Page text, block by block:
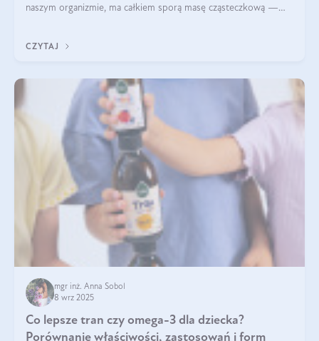
naszym organizmie, ma całkiem sporą masę cząsteczkową —
bardziej biodostępny
CZYTAJ
mgr inż. Anna Sobol
8 wrz 2025
Co lepsze tran czy omega-3 dla dziecka?
Porównanie właściwości, zastosowań i form